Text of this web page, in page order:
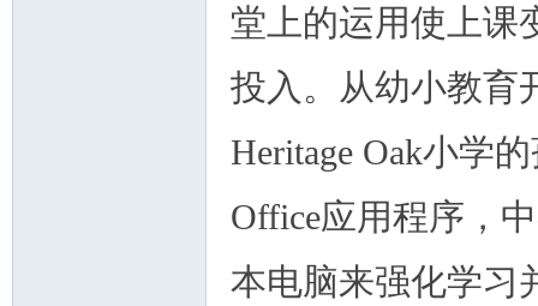
堂上的运用使上课
投入。从幼小教育
Heritage Oak小学
Office应用程序，
本电脑来强化学习